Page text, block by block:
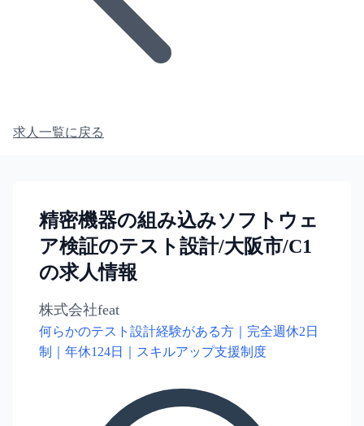
求人一覧に戻る
精密機器の組み込みソフトウェ
ア検証のテスト設計/大阪市/C1
の求人情報
株式会社feat
何らかのテスト設計経験がある方｜完全週休2日
制｜年休124日｜スキルアップ支援制度